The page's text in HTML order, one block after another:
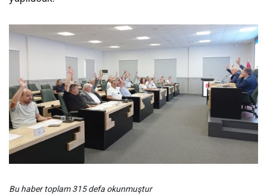
Bu haber toplam 315 defa okunmuştur